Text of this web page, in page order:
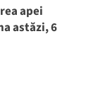
apei
astăzi, 6